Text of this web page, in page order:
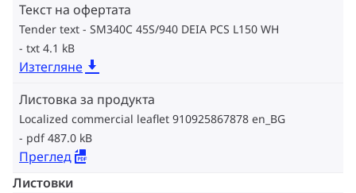
Текст на офертата
Tender text - SM340C 45S/940 DEIA PCS L150 WH
txt 4.1 kB
Изтегляне
Листовка за продукта
Localized commercial leaflet 910925867878 en_BG
pdf 487.0 kB
Преглед
Листовки